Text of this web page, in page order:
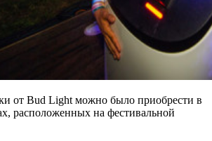
от Bud Light можно было приобрести в
расположенных на фестивальной